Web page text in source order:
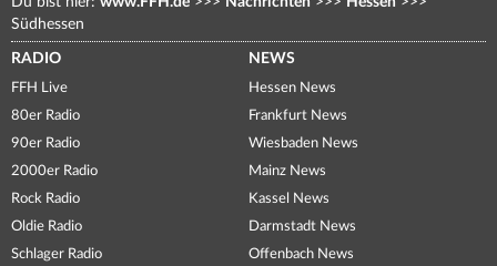
Südhessen
RADIO
FFH Live
80er Radio
90er Radio
2000er Radio
Rock Radio
Oldie Radio
Schlager Radio
NEWS
Hessen News
Frankfurt News
Wiesbaden News
Mainz News
Kassel News
Darmstadt News
Offenbach News